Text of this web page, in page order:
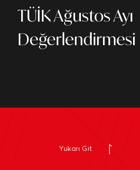
TÜİK Ağustos Ayı
Değerlendirmesi
Yukarı Git